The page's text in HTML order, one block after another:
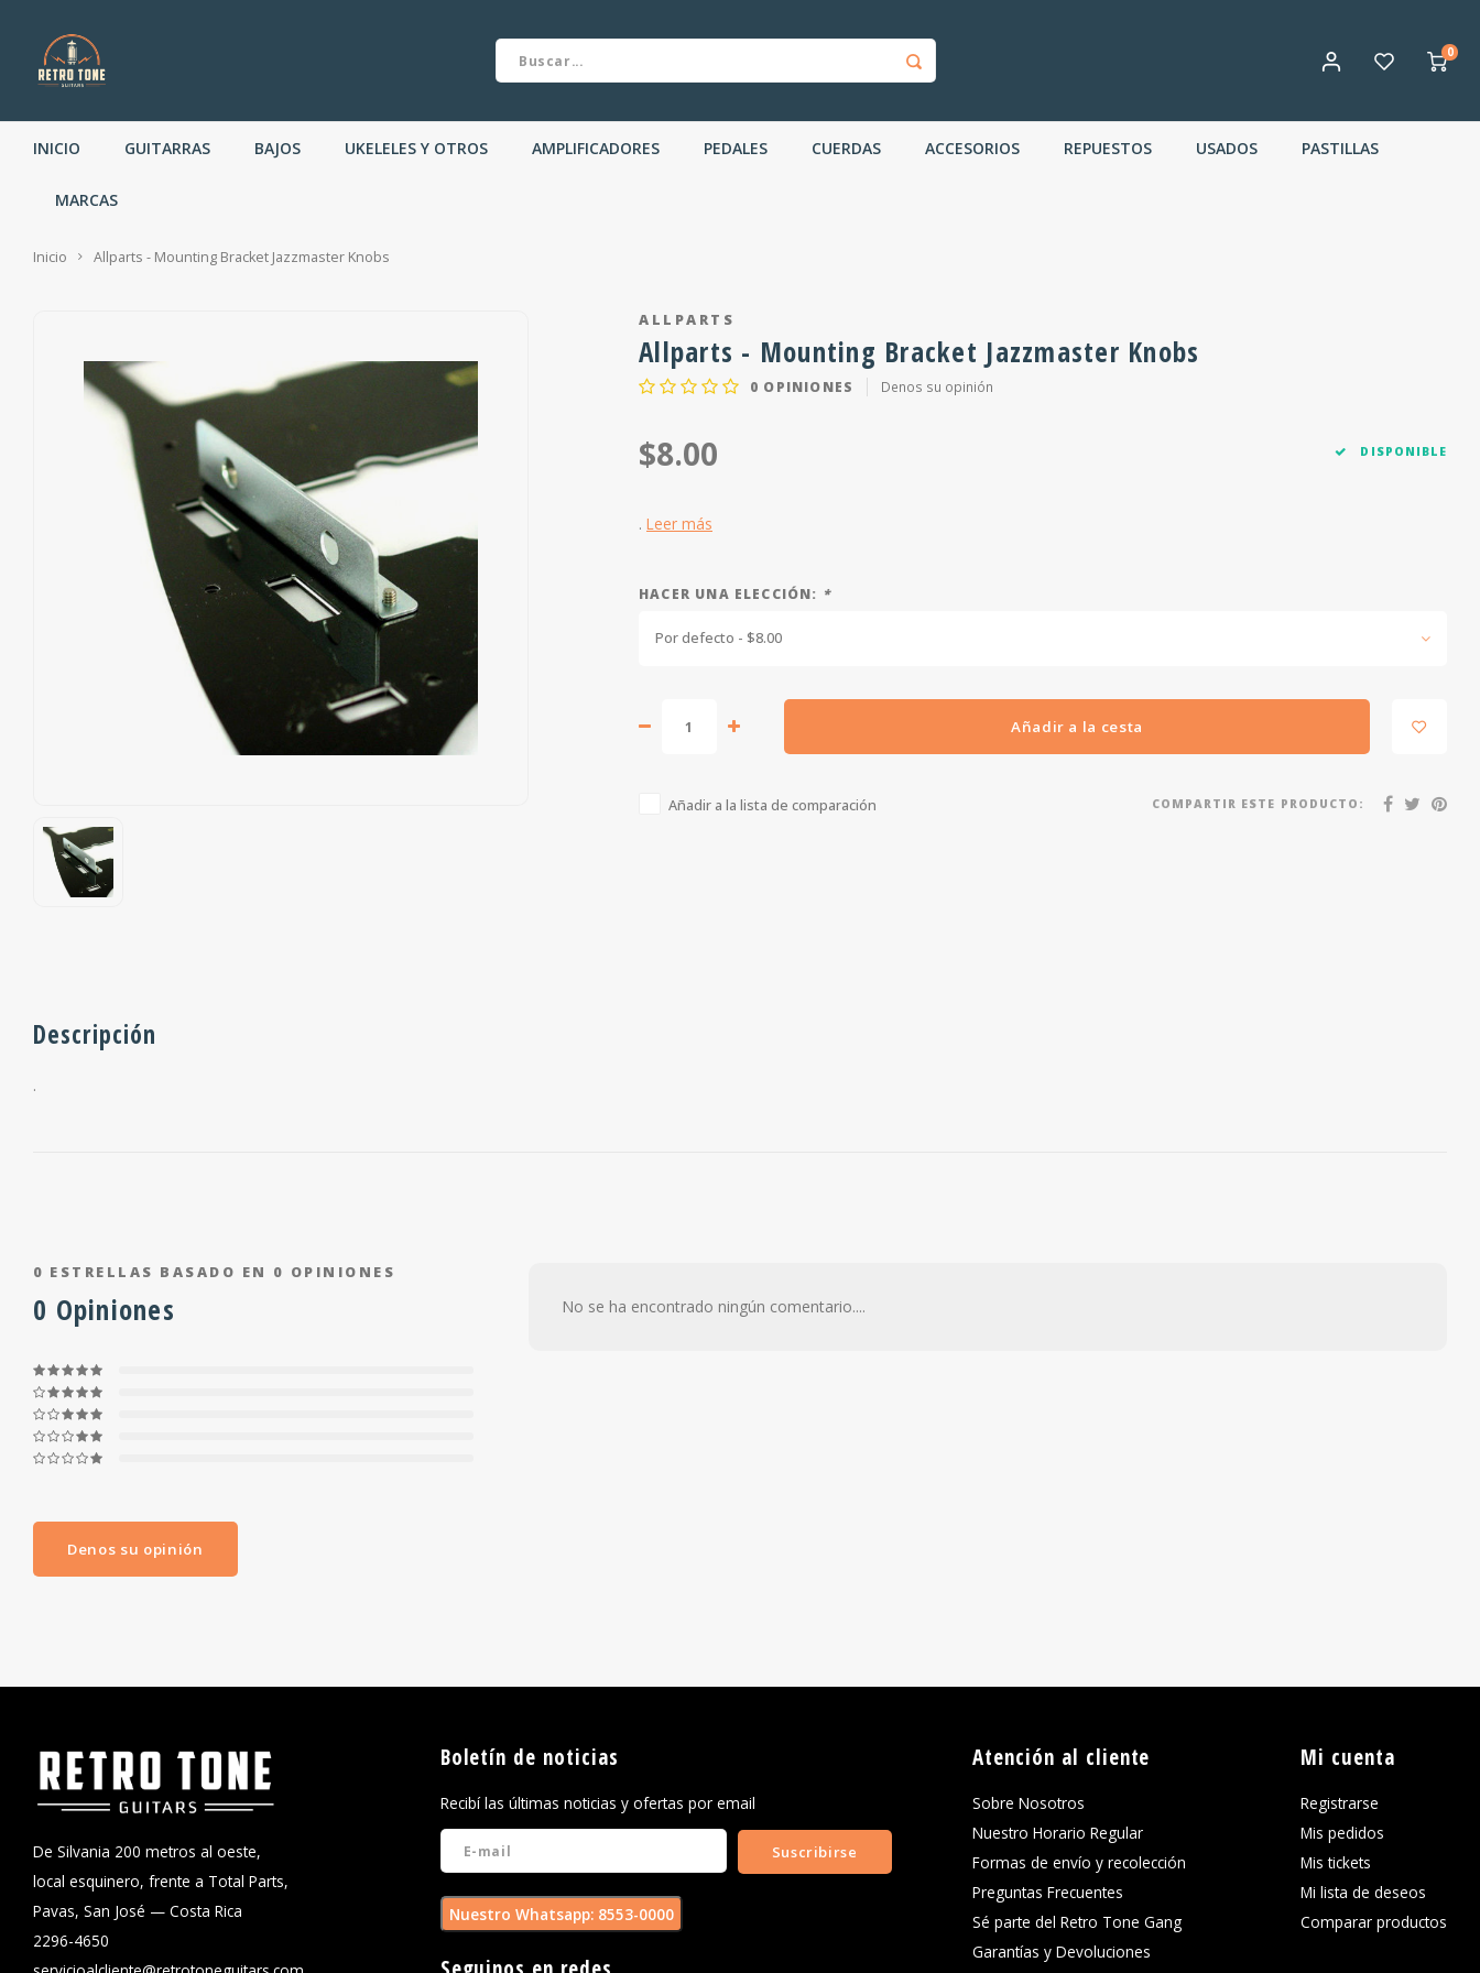
0
INICIO GUITARRAS BAJOS UKELELES Y OTROS AMPLIFICADORES PEDALES CUERDAS ACCESORIOS REPUESTOS USADOS PASTILLAS
MARCAS
Inicio Allparts - Mounting Bracket Jazzmaster Knobs
ALLPARTS
Allparts - Mounting Bracket Jazzmaster Knobs
0 OPINIONES Denos su opinión
$8.00 DISPONIBLE
. Leer más
HACER UNA ELECCIÓN: *
Por defecto - $8.00
Añadir a la cesta
Añadir a la lista de comparación COMPARTIR ESTE PRODUCTO:
Descripción
.
0 ESTRELLAS BASADO EN 0 OPINIONES
0 Opiniones
Denos su opinión
No se ha encontrado ningún comentario....
De Silvania 200 metros al oeste,
local esquinero, frente a Total Parts,
Pavas, San José — Costa Rica
2296-4650
Boletín de noticias
Recibí las últimas noticias y ofertas por email
Suscribirse
Nuestro Whatsapp: 8553-0000
Atención al cliente
Sobre Nosotros
Nuestro Horario Regular
Formas de envío y recolección
Preguntas Frecuentes
Sé parte del Retro Tone Gang
Garantías y Devoluciones
Mi cuenta
Registrarse
Mis pedidos
Mis tickets
Mi lista de deseos
Comparar productos